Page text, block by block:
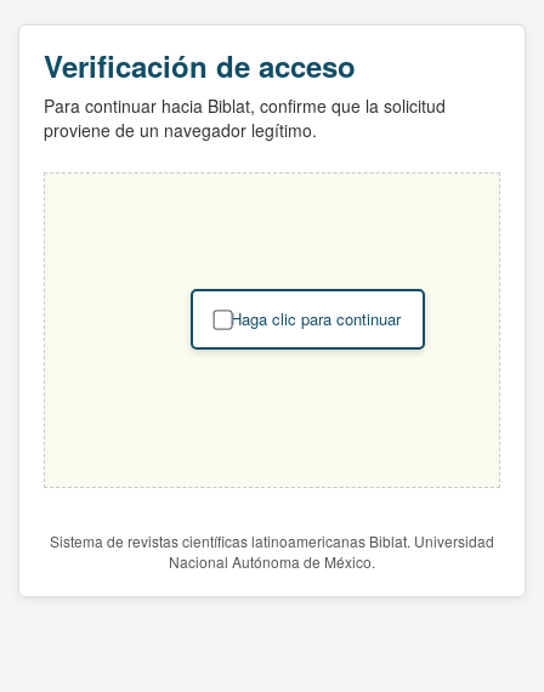
Verificación de acceso
Para continuar hacia Biblat, confirme que la solicitud
proviene de un navegador legítimo.
Haga clic para continuar
Sistema de revistas científicas latinoamericanas Biblat. Universidad
Nacional Autónoma de México.